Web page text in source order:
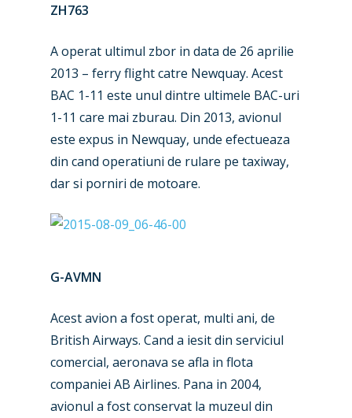
ZH763
A operat ultimul zbor in data de 26 aprilie
2013 – ferry flight catre Newquay. Acest
BAC 1-11 este unul dintre ultimele BAC-uri
1-11 care mai zburau. Din 2013, avionul
este expus in Newquay, unde efectueaza
din cand operatiuni de rulare pe taxiway,
dar si porniri de motoare.
G-AVMN
Acest avion a fost operat, multi ani, de
British Airways. Cand a iesit din serviciul
comercial, aeronava se afla in flota
companiei AB Airlines. Pana in 2004,
avionul a fost conservat la muzeul din